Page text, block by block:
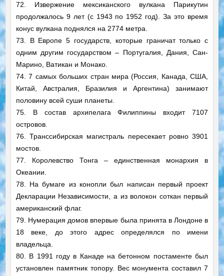
72. Извержение мексиканского вулкана Парикутин
продолжалось 9 лет (с 1943 по 1952 год). За это время
конус вулкана поднялся на 2774 метра.
73. В Европе 5 государств, которые граничат только с
одним другим государством – Португалия, Дания, Сан-
Марино, Ватикан и Монако.
74. 7 самых больших стран мира (Россия, Канада, США,
Китай, Австралия, Бразилия и Аргентина) занимают
половину всей суши планеты.
75. В состав архипелага Филиппины входит 7107
островов.
76. Транссибирская магистраль пересекает ровно 3901
мостов.
77. Королевство Тонга – единственная монархия в
Океании.
78. На бумаге из конопли был написан первый проект
Декларации Независимости, а из волокон соткан первый
американский флаг.
79. Нумерация домов впервые была принята в Лондоне в
18 веке, до этого адрес определялся по имени
владельца.
80. В 1991 году в Канаде на бетонном постаменте был
установлен памятник топору. Вес монумента составил 7